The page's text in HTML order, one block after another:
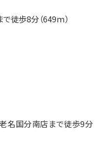
徒歩8分（649ｍ）
名国分南店まで徒歩9分